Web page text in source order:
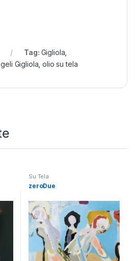
Tag: Gigliola
Gigliola ,olio su tela
Su Tela
zeroDue